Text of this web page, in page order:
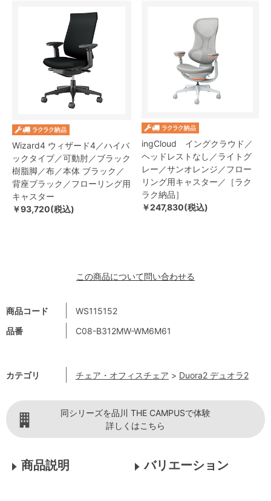
商品コード
WS115152
品番
C08-B312MW-WM6M61
カテゴリ チェア・オフィスチェア > Duora2 デュオラ2
Wizard4 ウィザード4／ハイバ
ックタイプ／可動肘／ブラック
樹脂脚／布／本体 ブラック／
背座ブラック／フローリング用
キャスター
￥93,720(税込)
ingCloud イングクラウド／
ヘッドレストなし／ライトグ
レー／サンオレンジ／フロー
リング用キャスター／［ラク
ラク納品］
￥247,830(税込)
この商品について問い合わせる
同シリーズを品川 THE CAMPUSで体験
詳しくはこちら
商品説明 バリエーション